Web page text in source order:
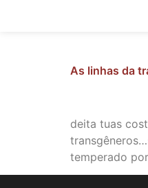
As linhas da
deita tuas
temperado